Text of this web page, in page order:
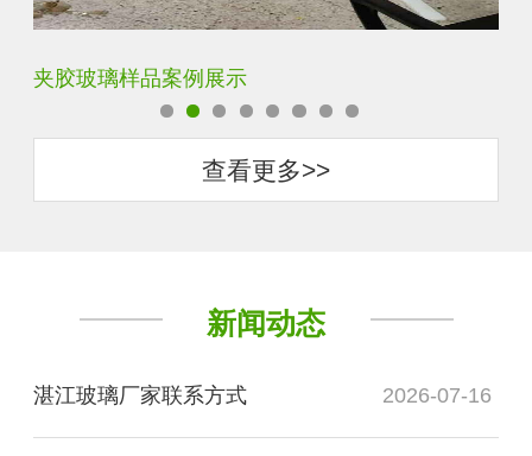
夹胶玻璃样品案例展示
查看更多>>
新闻动态
湛江玻璃厂家联系方式 2026-07-16